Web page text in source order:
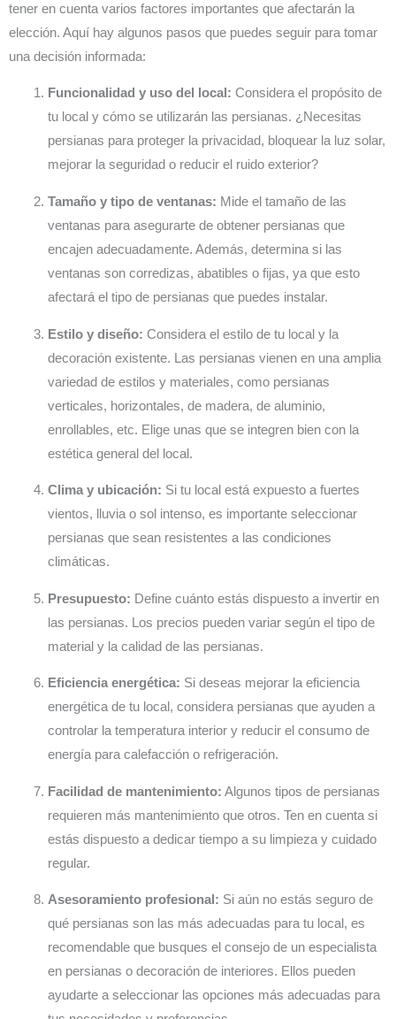
tener en cuenta varios factores importantes que afectarán la
elección. Aquí hay algunos pasos que puedes seguir para tomar
una decisión informada:
Funcionalidad y uso del local: Considera el propósito de
tu local y cómo se utilizarán las persianas. ¿Necesitas
persianas para proteger la privacidad, bloquear la luz solar,
mejorar la seguridad o reducir el ruido exterior?
Tamaño y tipo de ventanas: Mide el tamaño de las
ventanas para asegurarte de obtener persianas que
encajen adecuadamente. Además, determina si las
ventanas son corredizas, abatibles o fijas, ya que esto
afectará el tipo de persianas que puedes instalar.
Estilo y diseño: Considera el estilo de tu local y la
decoración existente. Las persianas vienen en una amplia
variedad de estilos y materiales, como persianas
verticales, horizontales, de madera, de aluminio,
enrollables, etc. Elige unas que se integren bien con la
estética general del local.
Clima y ubicación: Si tu local está expuesto a fuertes
vientos, lluvia o sol intenso, es importante seleccionar
persianas que sean resistentes a las condiciones
climáticas.
Presupuesto: Define cuánto estás dispuesto a invertir en
las persianas. Los precios pueden variar según el tipo de
material y la calidad de las persianas.
Eficiencia energética: Si deseas mejorar la eficiencia
energética de tu local, considera persianas que ayuden a
controlar la temperatura interior y reducir el consumo de
energía para calefacción o refrigeración.
Facilidad de mantenimiento: Algunos tipos de persianas
requieren más mantenimiento que otros. Ten en cuenta si
estás dispuesto a dedicar tiempo a su limpieza y cuidado
regular.
Asesoramiento profesional: Si aún no estás seguro de
qué persianas son las más adecuadas para tu local, es
recomendable que busques el consejo de un especialista
en persianas o decoración de interiores. Ellos pueden
ayudarte a seleccionar las opciones más adecuadas para